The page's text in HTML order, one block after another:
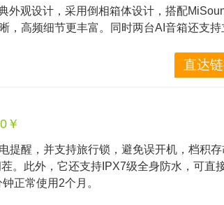
外观设计，采用倒相箱体设计，搭配
，高频细节更丰富。同时两台AI音箱还支持
还用丰富的海量内容，提供海量正版曲库、
直达
￥
提醒，并支持旅行锁，避免误开机，档积存
。此外，它还支持IPX7级全身防水，可直
正常使用2个月。